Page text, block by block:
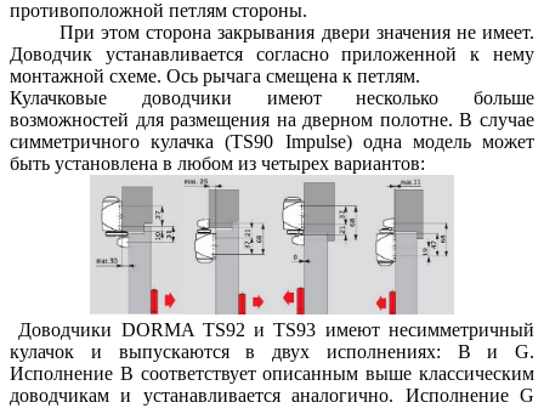
противоположной петлям стороны.
При этом сторона закрывания двери значения не имеет.
Доводчик устанавливается согласно приложенной к нему
монтажной схеме. Ось рычага смещена к петлям.
Кулачковые доводчики имеют несколько больше
возможностей для размещения на дверном полотне. В случае
симметричного кулачка (TS90 Impulse) одна модель может
быть установлена в любом из четырех вариантов:
Доводчики DORMA TS92 и TS93 имеют несимметричный
кулачок и выпускаются в двух исполнениях: B и G.
Исполнение B соответствует описанным выше классическим
доводчикам и устанавливается аналогично. Исполнение G